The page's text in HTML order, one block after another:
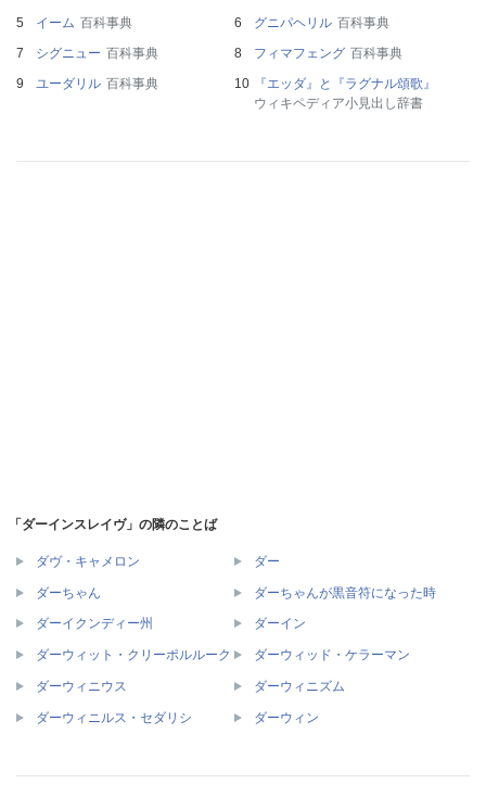
イーム 百科事典 グニパヘリル 百科事典
シグニュー 百科事典 フィマフェング 百科事典
ユーダリル 百科事典
『エッダ』と『ラグナル頌歌』
ウィキペディア小見出し辞書
「ダーインスレイヴ」の隣のことば
ダヴ・キャメロン ダー
ダーちゃん ダーちゃんが黒音符になった時
ダーイクンディー州 ダーイン
ダーウィット・クリーポルルーク ダーウィッド・ケラーマン
ダーウィニウス ダーウィニズム
ダーウィニルス・セダリシ ダーウィン